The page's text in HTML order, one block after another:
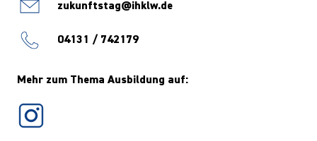
zukunftstag@ihklw.de
04131 / 742179
Mehr zum Thema Ausbildung auf: